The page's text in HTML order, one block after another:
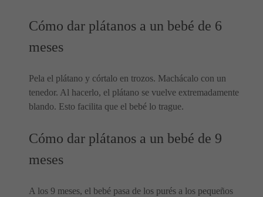
Cómo dar plátanos a un bebé de 6
meses
Pela el plátano y córtalo en trozos. Machácalo con un
tenedor. Al hacerlo, el plátano se vuelve extremadamente
blando. Esto facilita que el bebé lo trague.
Cómo dar plátanos a un bebé de 9
meses
A los 9 meses, el bebé pasa de los purés a los pequeños